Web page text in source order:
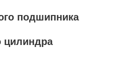
подшипника
цилиндра